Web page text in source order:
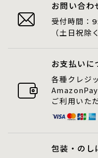
お問い合わ
受付時間：
（土日祝除
お支払いに
各種クレジ
ご利用いた
包装・のし